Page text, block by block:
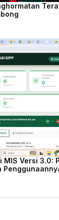
MIS Versi 3.0: